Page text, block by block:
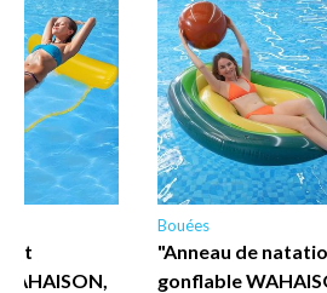
Bouées
"Anneau de
gonflable